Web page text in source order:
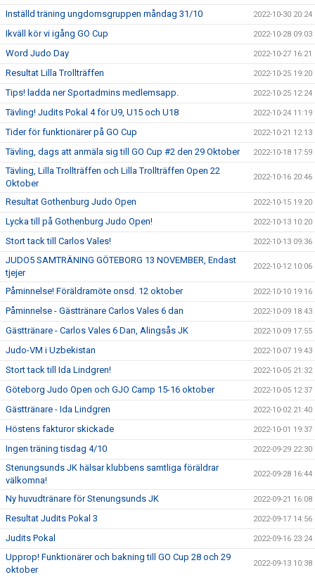
Inställd träning ungdomsgruppen måndag 31/10 2022-10-30 20:24
Ikväll kör vi igång GO Cup 2022-10-28 09:03
Word Judo Day 2022-10-27 16:21
Resultat Lilla Trollträffen 2022-10-25 19:20
Tips! ladda ner Sportadmins medlemsapp. 2022-10-25 12:24
Tävling! Judits Pokal 4 för U9, U15 och U18 2022-10-24 11:19
Tider för funktionärer på GO Cup 2022-10-21 12:13
Tävling, dags att anmäla sig till GO Cup #2 den 29 Oktober 2022-10-18 17:59
Tävling, Lilla Trollträffen och Lilla Trollträffen Open 22
Oktober
2022-10-16 20:46
Resultat Gothenburg Judo Open 2022-10-15 19:20
Lycka till på Gothenburg Judo Open! 2022-10-13 10:20
Stort tack till Carlos Vales! 2022-10-13 09:36
JUDO5 SAMTRÄNING GÖTEBORG 13 NOVEMBER, Endast
tjejer
2022-10-12 10:06
Påminnelse! Föräldramöte onsd. 12 oktober 2022-10-10 19:16
Påminnelse - Gästtränare Carlos Vales 6 dan 2022-10-09 18:43
Gästtränare - Carlos Vales 6 Dan, Alingsås JK 2022-10-09 17:55
Judo-VM i Uzbekistan 2022-10-07 19:43
Stort tack till Ida Lindgren! 2022-10-05 21:32
Göteborg Judo Open och GJO Camp 15-16 oktober 2022-10-05 12:37
Gästtränare - Ida Lindgren 2022-10-02 21:40
Höstens fakturor skickade 2022-10-01 19:37
Ingen träning tisdag 4/10 2022-09-29 22:30
Stenungsunds JK hälsar klubbens samtliga föräldrar
välkomna!
2022-09-28 16:44
Ny huvudtränare för Stenungsunds JK 2022-09-21 16:08
Resultat Judits Pokal 3 2022-09-17 14:56
Judits Pokal 2022-09-16 23:24
Upprop! Funktionärer och bakning till GO Cup 28 och 29
oktober
2022-09-13 10:38